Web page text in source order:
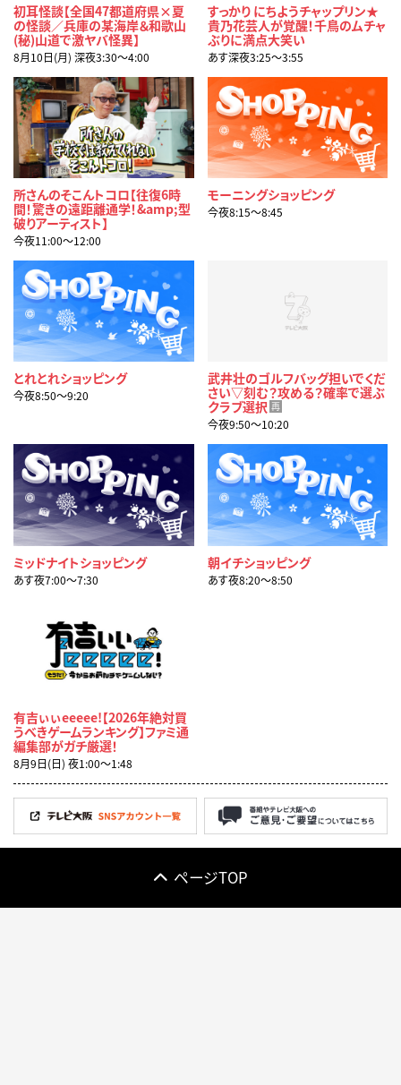
初耳怪談【全国47都道府県×夏
の怪談／兵庫の某海岸＆和歌山
(秘)山道で激ヤバ怪異】
8月10日(月) 深夜3:30〜4:00
すっかり にちようチャップリン★
貴乃花芸人が覚醒！千鳥のムチャ
ぶりに満点大笑い
あす深夜3:25〜3:55
所さんのそこんトコロ【往復6時
間！驚きの遠距離通学！&amp;型
破りアーティスト】
今夜11:00〜12:00
モーニングショッピング
今夜8:15〜8:45
とれとれショッピング
今夜8:50〜9:20
武井壮のゴルフバッグ担いでくだ
さい▽刻む？攻める？確率で選ぶ
クラブ選択 再
今夜9:50〜10:20
ミッドナイトショッピング
あす夜7:00〜7:30
朝イチショッピング
あす夜8:20〜8:50
有吉ぃぃeeeee!【2026年絶対買
うべきゲームランキング】ファミ通
編集部がガチ厳選！
8月9日(日) 夜1:00〜1:48
ページTOP